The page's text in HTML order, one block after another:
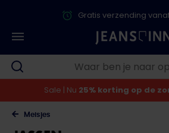
Gratis verzending
Sale | Nu 25% korting op de
Meisjes